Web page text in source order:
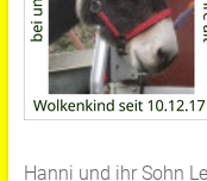
Hanni und ihr Sohn